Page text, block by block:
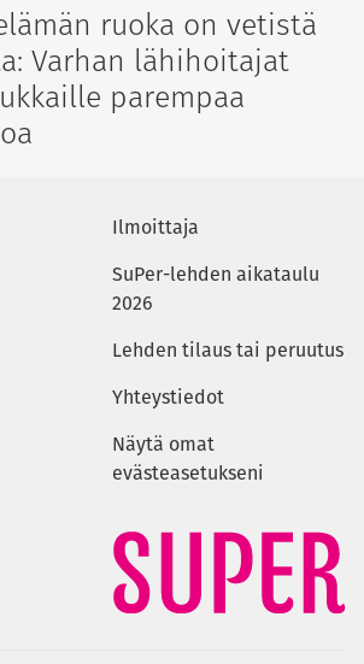
ruoka on vetistä
Varhan lähihoitajat
parempaa
Ilmoittaja
SuPer-lehden aikataulu
2026
Lehden tilaus tai peruutus
Yhteystiedot
Näytä omat
evästeasetukseni